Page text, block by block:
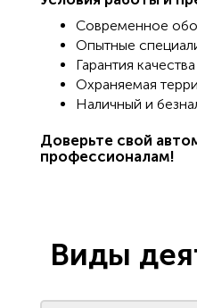
Современное
Опытные
Гарантия
Охраняемая
Наличный и
Доверьте свой
профессионалам!
Виды